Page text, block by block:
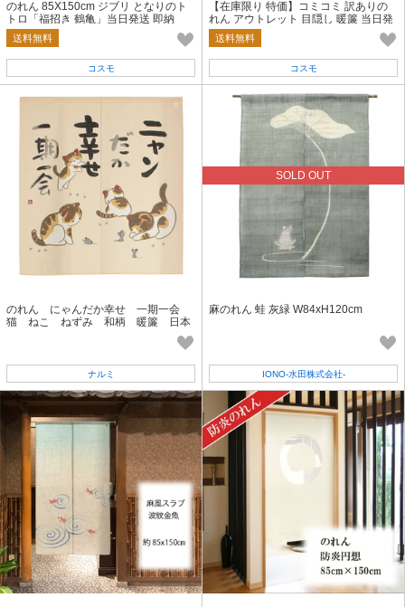
のれん 85X150cm ジブリ となりのト
トロ「福招き 鶴亀」当日発送 即納
送料無料
コスモ
【在庫限り 特価】コミコミ 訳ありの
れん アウトレット 目隠し 暖簾 当日発
送 即納
送料無料
コスモ
のれん にゃんだか幸せ 一期一会
猫 ねこ ねずみ 和柄 暖簾 日本
ナルミ
SOLD OUT
麻のれん 蛙 灰緑 W84xH120cm
IONO-水田株式会社-